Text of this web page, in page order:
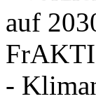
auf
-